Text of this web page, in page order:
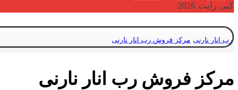
کپی رایت 2026
رب انار نارنی مرکز فروش رب انار نارنی
مرکز فروش رب انار نارنی